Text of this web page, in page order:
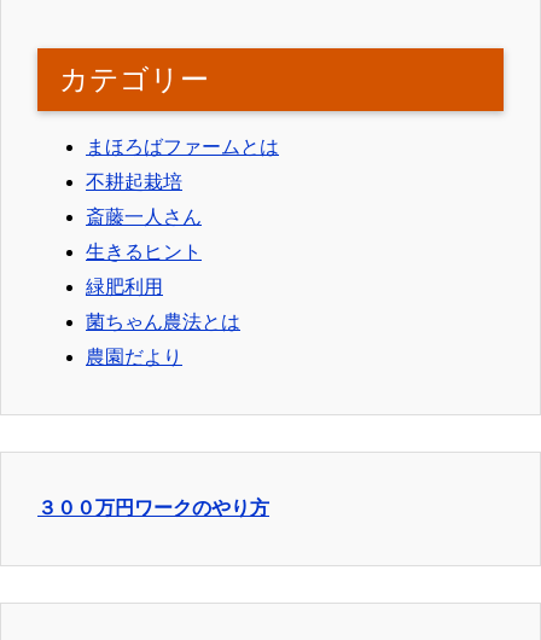
カテゴリー
まほろばファームとは
不耕起栽培
斎藤一人さん
生きるヒント
緑肥利用
菌ちゃん農法とは
農園だより
３００万円ワークのやり方